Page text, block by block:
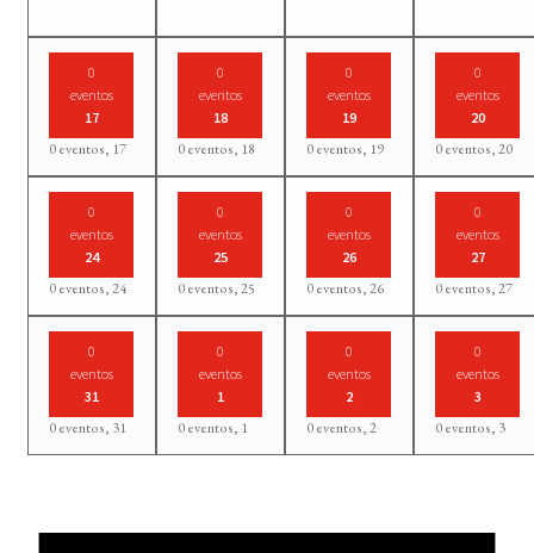
0
eventos
17
0 eventos, 17
0
eventos
18
0 eventos, 18
0
eventos
19
0 eventos, 19
0
eventos
20
0 eventos,20
0
eventos
24
0 eventos,24
0
eventos
25
0 eventos,25
0
eventos
26
0 eventos,26
0
eventos
27
0 eventos,27
0
eventos
31
0 eventos, 31
0
eventos
1
0 eventos, 1
0
eventos
2
0 eventos,2
0
eventos
3
0 eventos, 3